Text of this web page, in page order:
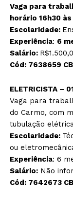
Vaga para
horário 16h30
Escolaridade:
Experiência: 6
Salário:
Cód: 7638659
ELETRICISTA –
Vaga para
do Carmo, com
tubulação
Escolaridade:
ou
Experiência: 6
Salário: Não
Cód: 7642673